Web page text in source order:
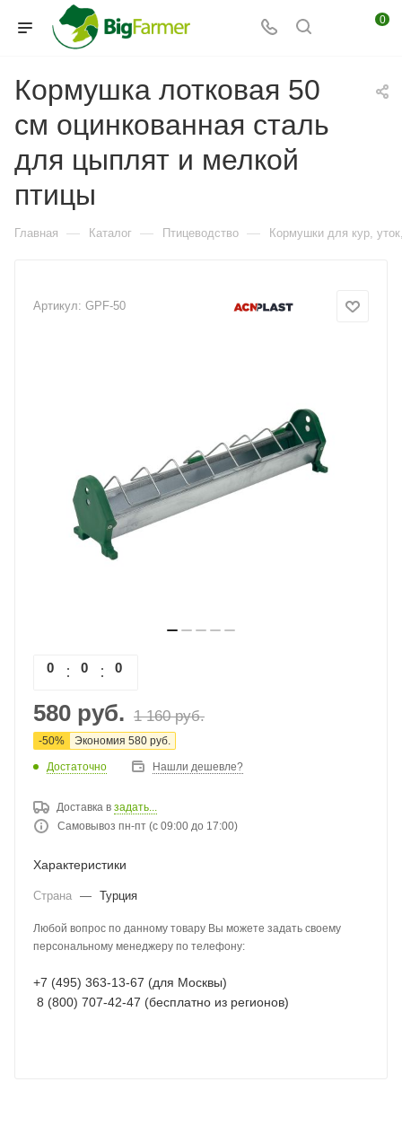
0
Кормушка лотковая 50
см оцинкованная сталь
для цыплят и мелкой
птицы
Главная — Каталог — Птицеводство — Кормушки для кур,
Артикул: GPF-50
0 0 0
580 руб. 1 160руб.
-50% Экономия 580 руб.
Достаточно Нашли дешевле?
Доставка в задать...
Самовывоз пн-пт (с 09:00 до 17:00)
Характеристики
Страна — Турция
Любой вопрос по данному товару Вы можете задать своему
персональному менеджеру по телефону:
+7 (495) 363-13-67 (для Москвы)
8 (800) 707-42-47 (бесплатно из регионов)